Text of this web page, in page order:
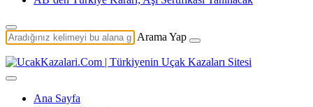
Arama Yap
Ana Sayfa